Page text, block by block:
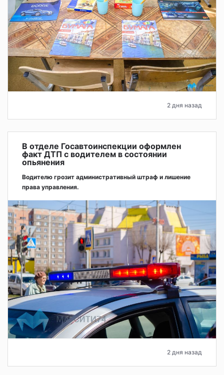
2 дня назад
В отделе Госавтоинспекции оформлен
факт ДТП с водителем в состоянии
опьянения
Водителю грозит административный штраф и лишение
права управления.
2 дня назад